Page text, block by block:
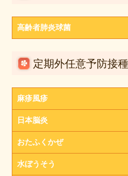
エイジングケア
疲労回復・デトックス
ピアス装備（自費診療）
男性外来（自費診療）
高齢者肺炎球菌
定期外任意予防接種
麻疹風疹
日本脳炎
おたふくかぜ
水ぼうそう